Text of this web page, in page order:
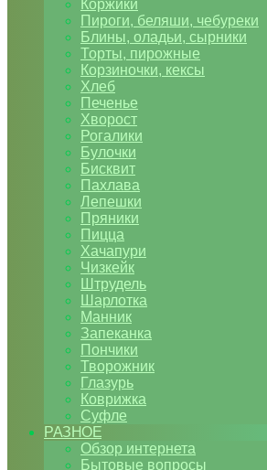
Коржики
Пироги, беляши, чебуреки
Блины, оладьи, сырники
Торты, пирожные
Корзиночки, кексы
Хлеб
Печенье
Хворост
Рогалики
Булочки
Бисквит
Пахлава
Лепешки
Пряники
Пицца
Хачапури
Чизкейк
Штрудель
Шарлотка
Манник
Запеканка
Пончики
Творожник
Глазурь
Коврижка
Суфле
РАЗНОЕ
Обзор интернета
Бытовые вопросы